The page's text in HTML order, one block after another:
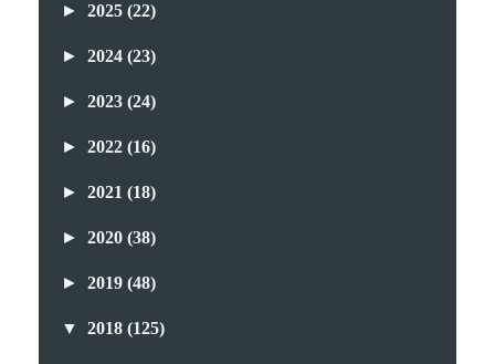
► 2025 (22)
► 2024 (23)
► 2023 (24)
► 2022 (16)
► 2021 (18)
► 2020 (38)
► 2019 (48)
▼ 2018 (125)